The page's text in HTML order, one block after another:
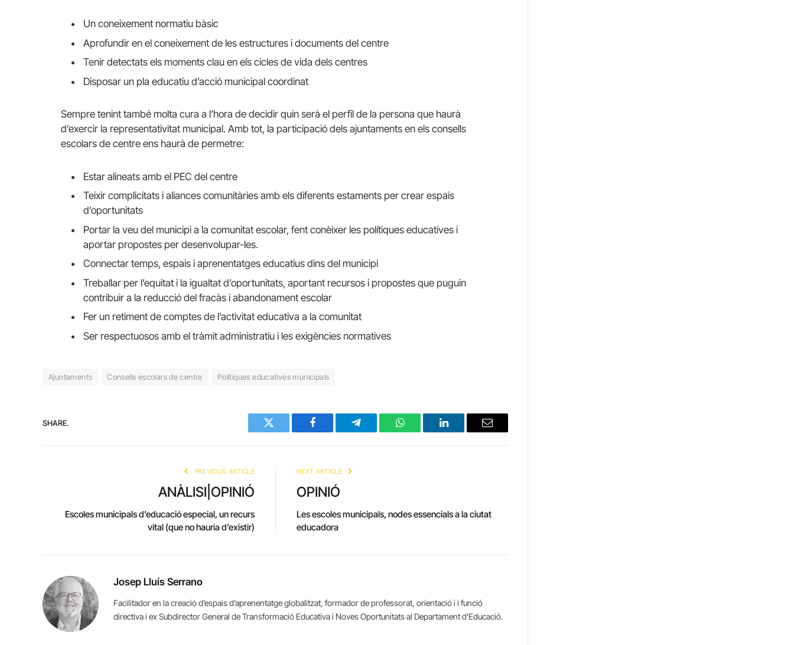
Un coneixement normatiu bàsic
Aprofundir en el coneixement de les estructures i documents del centre
Tenir detectats els moments clau en els cicles de vida dels centres
Disposar un pla educatiu d’acció municipal coordinat
Sempre tenint també molta cura a l’hora de decidir quin serà el perfil de la persona que haurà
d’exercir la representativitat municipal. Amb tot, la participació dels ajuntaments en els consells
escolars de centre ens haurà de permetre:
Estar alineats amb el PEC del centre
Teixir complicitats i aliances comunitàries amb els diferents estaments per crear espais
d’oportunitats
Portar la veu del municipi a la comunitat escolar, fent conèixer les polítiques educatives i
aportar propostes per desenvolupar-les.
Connectar temps, espais i aprenentatges educatius dins del municipi
Treballar per l’equitat i la igualtat d’oportunitats, aportant recursos i propostes que puguin
contribuir a la reducció del fracàs i abandonament escolar
Fer un retiment de comptes de l’activitat educativa a la comunitat
Ser respectuosos amb el tràmit administratiu i les exigències normatives
Ajuntaments Consells escolars de centre Polítiques educatives municipals
SHARE.
Twitter Facebook Telegram WhatsAppLinkedIn Email
PREVIOUS ARTICLE
ANÀLISI|OPINIÓ
Escoles municipals d’educació especial, un recurs
vital (que no hauria d’existir)
NEXT ARTICLE
OPINIÓ
Les escoles municipals, nodes essencials a la ciutat
educadora
Josep Lluís Serrano
Facilitador en la creació d’espais d’aprenentatge globalitzat, formador de professorat, orientació i i funció
directiva i ex Subdirector General de Transformació Educativa i Noves Oportunitats al Departament d’Educació.